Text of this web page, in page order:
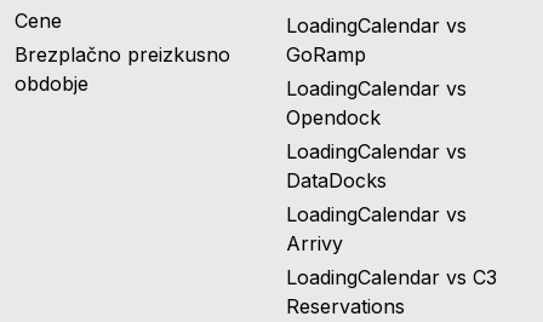
Cene
Brezplačno preizkusno
obdobje
LoadingCalendar vs
GoRamp
LoadingCalendar vs
Opendock
LoadingCalendar vs
DataDocks
LoadingCalendar vs
Arrivy
LoadingCalendar vs C3
Reservations